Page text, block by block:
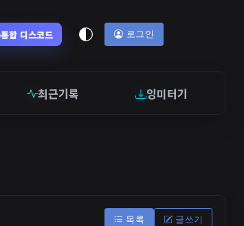
통합 디스코드 로그인
최근기록 잉미터기
목록 글쓰기